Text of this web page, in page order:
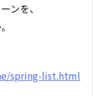
ンを、
spring-list.html